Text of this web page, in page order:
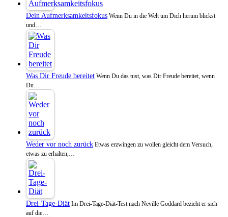
Dein Aufmerksamkeitsfokus Wenn Du in die Welt um Dich herum blickst
und…
Was Dir Freude bereitet Wenn Du das tust, was Dir Freude bereitet, wenn
Du…
Weder vor noch zurück Etwas erzwingen zu wollen gleicht dem Versuch,
etwas zu erhalten,…
Drei-Tage-Diät Im Drei-Tage-Diät-Test nach Neville Goddard bezieht er sich
auf die…